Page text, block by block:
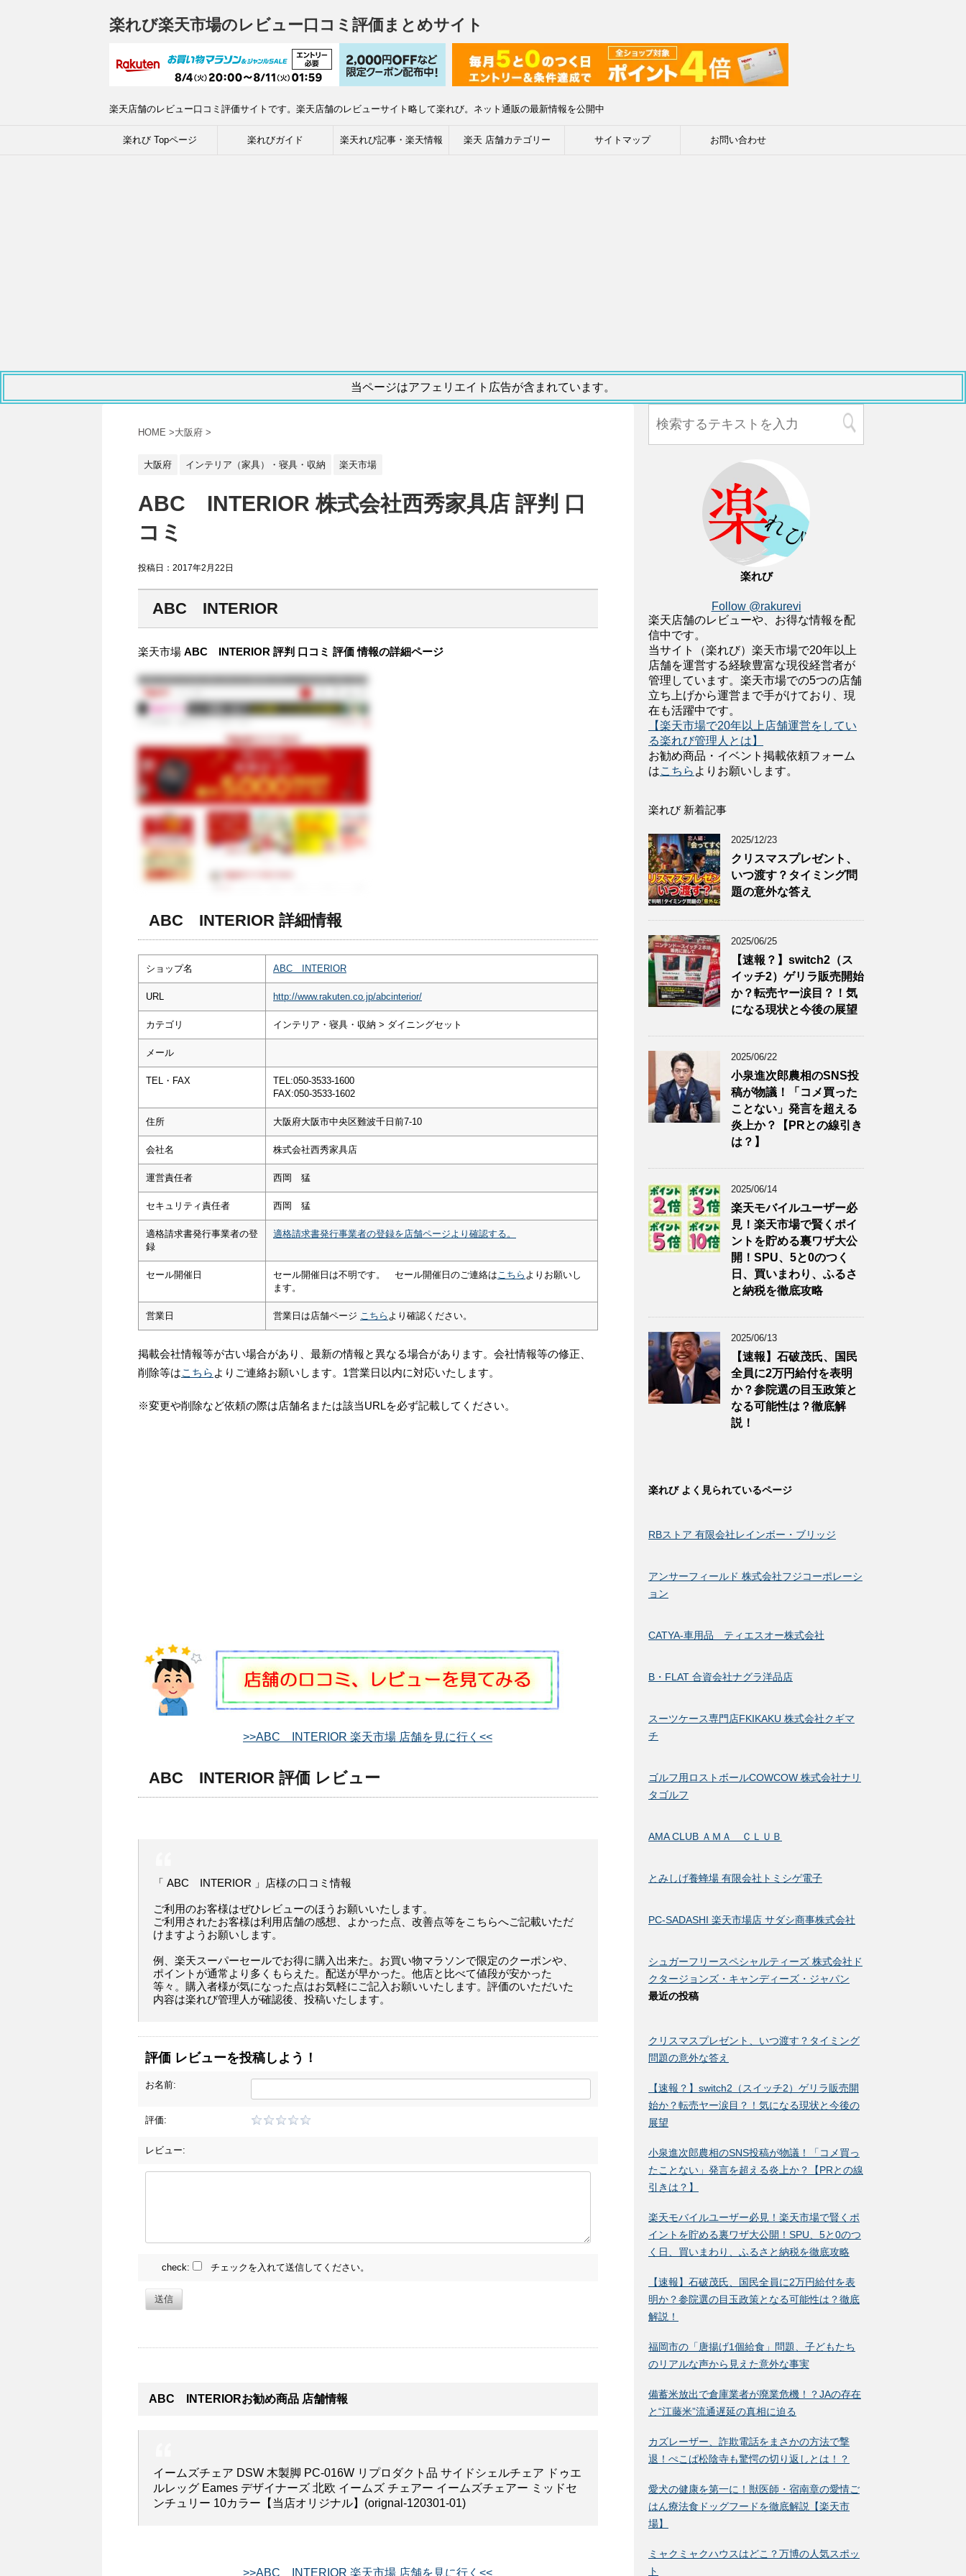
楽れび楽天市場のレビュー口コミ評価まとめサイト
楽天店舗のレビュー口コミ評価サイトです。楽天店舗のレビューサイト略して楽れび。ネット通販の最新情報を公開中
楽れび Topページ 楽れびガイド 楽天れび記事・楽天情報 楽天 店舗カテゴリー サイトマップ お問い合わせ
当ページはアフェリエイト広告が含まれています。
HOME >大阪府 >
大阪府 インテリア（家具）・寝具・収納 楽天市場
ABC INTERIOR 株式会社西秀家具店 評判 口
コミ
投稿日： 2017年2月22日
ABC INTERIOR
楽天市場 ABC INTERIOR 評判 口コミ 評価 情報の詳細ページ
ABC INTERIOR 詳細情報
ショップ名 ABC INTERIOR
URL http://www.rakuten.co.jp/abcinterior/
カテゴリ インテリア・寝具・収納 > ダイニングセット
メール
TEL・FAX
TEL:050-3533-1600
FAX:050-3533-1602
住所 大阪府大阪市中央区難波千日前7-10
会社名 株式会社西秀家具店
運営責任者 西岡 猛
セキュリティ責任者 西岡 猛
適格請求書発行事業者の登
録
適格請求書発行事業者の登録を店舗ページより確認する。
セール開催日 セール開催日は不明です。 セール開催日のご連絡は こちら よりお願いし
ます。
営業日 営業日は店舗ページ こちら より確認ください。
掲載会社情報等が古い場合があり、最新の情報と異なる場合があります。会社情報等の修正、
削除等はこちら よりご連絡お願いします。1営業日以内に対応いたします。
※変更や削除など依頼の際は店舗名または該当URLを必ず記載してください。
>>ABC INTERIOR 楽天市場 店舗を見に行く<<
ABC INTERIOR 評価 レビュー
「 ABC INTERIOR 」店様の口コミ情報
ご利用のお客様はぜひレビューのほうお願いいたします。
ご利用されたお客様は利用店舗の感想、よかった点、改善点等をこちらへご記載いただ
けますようお願いします。
例、楽天スーパーセールでお得に購入出来た。お買い物マラソンで限定のクーポンや、
ポイントが通常より多くもらえた。配送が早かった。他店と比べて値段が安かった
等々。購入者様が気になった点はお気軽にご記入お願いいたします。評価のいただいた
内容は楽れび管理人が確認後、投稿いたします。
評価 レビューを投稿しよう！
お名前:
評価:
レビュー:
check: チェックを入れて送信してください。
送信
ABC INTERIORお勧め商品 店舗情報
イームズチェア DSW 木製脚 PC-016W リプロダクト品 サイドシェルチェア ドゥエ
ルレッグ Eames デザイナーズ 北欧 イームズ チェアー イームズチェアー ミッドセ
ンチュリー 10カラー【当店オリジナル】(orignal-120301-01)
>>ABC INTERIOR 楽天市場 店舗を見に行く<<
楽れび
Follow @rakurevi
楽天店舗のレビューや、お得な情報を配
信中です。
当サイト（楽れび）楽天市場で20年以上
店舗を運営する経験豊富な現役経営者が
管理しています。楽天市場での5つの店舗
立ち上げから運営まで手がけており、現
在も活躍中です。
【楽天市場で20年以上店舗運営をしてい
る楽れび管理人とは】
お勧め商品・イベント掲載依頼フォーム
はこちら よりお願いします。
楽れび 新着記事
2025/12/23
クリスマスプレゼント、
いつ渡す？タイミング問
題の意外な答え
2025/06/25
【速報？】switch2（ス
イッチ2）ゲリラ販売開始
か？転売ヤー涙目？！気
になる現状と今後の展望
2025/06/22
小泉進次郎農相のSNS投
稿が物議！「コメ買った
ことない」発言を超える
炎上か？【PRとの線引き
は？】
2025/06/14
楽天モバイルユーザー必
見！楽天市場で賢くポイ
ントを貯める裏ワザ大公
開！SPU、5と0のつく
日、買いまわり、ふるさ
と納税を徹底攻略
2025/06/13
【速報】石破茂氏、国民
全員に2万円給付を表明
か？参院選の目玉政策と
なる可能性は？徹底解
説！
楽れび よく見られているページ
RBストア 有限会社レインボー・ブリッジ
アンサーフィールド 株式会社フジコーポレーシ
ョン
CATYA-車用品 ティエスオー株式会社
B・FLAT 合資会社ナグラ洋品店
スーツケース専門店FKIKAKU 株式会社クギマ
チ
ゴルフ用ロストボールCOWCOW 株式会社ナリ
タゴルフ
AMA CLUB ＡＭＡ ＣＬＵＢ
とみしげ養蜂場 有限会社トミシゲ電子
PC-SADASHI 楽天市場店 サダシ商事株式会社
シュガーフリースペシャルティーズ 株式会社ド
クタージョンズ・キャンディーズ・ジャパン
最近の投稿
クリスマスプレゼント、いつ渡す？タイミング
問題の意外な答え
【速報？】switch2（スイッチ2）ゲリラ販売開
始か？転売ヤー涙目？！気になる現状と今後の
展望
小泉進次郎農相のSNS投稿が物議！「コメ買っ
たことない」発言を超える炎上か？【PRとの線
引きは？】
楽天モバイルユーザー必見！楽天市場で賢くポ
イントを貯める裏ワザ大公開！SPU、5と0のつ
く日、買いまわり、ふるさと納税を徹底攻略
【速報】石破茂氏、国民全員に2万円給付を表
明か？参院選の目玉政策となる可能性は？徹底
解説！
福岡市の「唐揚げ1個給食」問題、子どもたち
のリアルな声から見えた意外な事実
備蓄米放出で倉庫業者が廃業危機！？JAの存在
と“江藤米”流通遅延の真相に迫る
カズレーザー、詐欺電話をまさかの方法で撃
退！ぺこぱ松陰寺も驚愕の切り返しとは！？
愛犬の健康を第一に！獣医師・宿南章の愛情ご
はん療法食ドッグフードを徹底解説【楽天市
場】
ミャクミャクハウスはどこ？万博の人気スポッ
ト